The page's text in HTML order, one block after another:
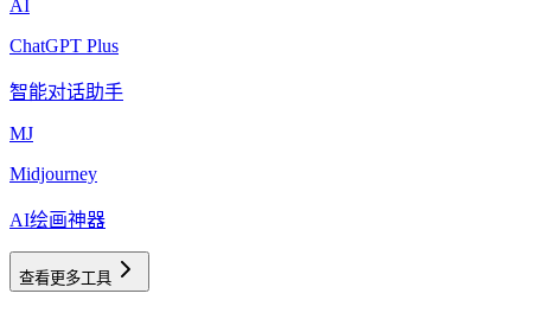
AI
ChatGPT Plus
智能对话助手
MJ
Midjourney
AI绘画神器
查看更多工具